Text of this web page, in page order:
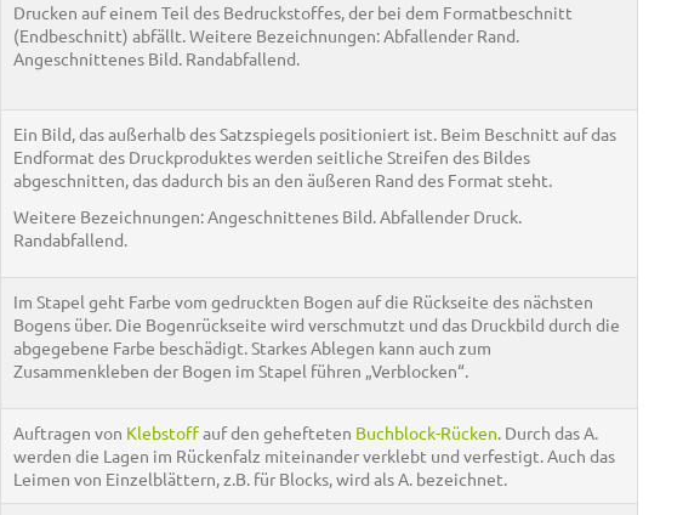
Drucken auf einem Teil des Bedruckstoffes, der bei dem Formatbeschnitt
(Endbeschnitt) abfällt. Weitere Bezeichnungen: Abfallender Rand.
Angeschnittenes Bild. Randabfallend.
Ein Bild, das außerhalb des Satzspiegels positioniert ist. Beim Beschnitt auf das
Endformat des Druckproduktes werden seitliche Streifen des Bildes
abgeschnitten, das dadurch bis an den äußeren Rand des Format steht.
Weitere Bezeichnungen: Angeschnittenes Bild. Abfallender Druck.
Randabfallend.
Im Stapel geht Farbe vom gedruckten Bogen auf die Rückseite des nächsten
Bogens über. Die Bogenrückseite wird verschmutzt und das Druckbild durch die
abgegebene Farbe beschädigt. Starkes Ablegen kann auch zum
Zusammenkleben der Bogen im Stapel führen „Verblocken“.
Auftragen von Klebstoffauf den gehefteten Buchblock-Rücken. Durch das A.
werden die Lagen im Rückenfalz miteinander verklebt und verfestigt. Auch das
Leimen von Einzelblättern, z.B. für Blocks, wird als A. bezeichnet.